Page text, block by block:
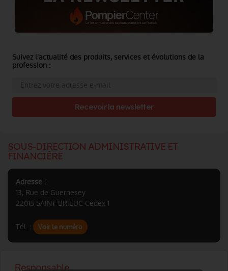
SOUS-DIRECTION ADMINISTRATIVE ET
FINANCIÈRE
Adresse :
13, Rue de Guernesey
22015 SAINT-BRIEUC Cedex 1
Tél. : Voir le numéro
Suivez l'actualité des produits, services et évolutions de la
profession :
Recevoir la newsletter